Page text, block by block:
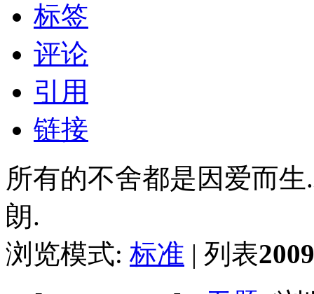
标签
评论
引用
链接
所有的不舍都是因爱而
朗.
浏览模式: 标准 | 列表